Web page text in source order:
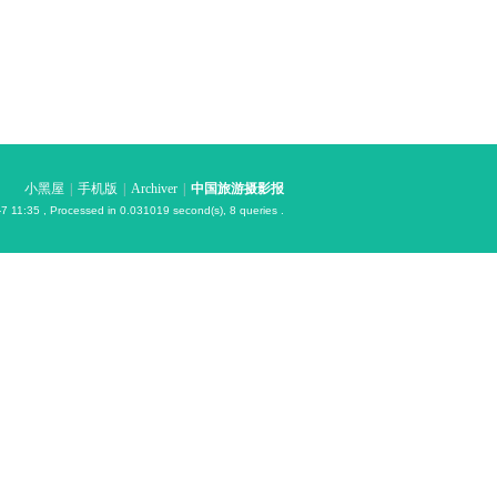
小黑屋 手机版 Archiver 中国旅游摄影报
11:35 , Processed in 0.031019 second(s), 8 queries .